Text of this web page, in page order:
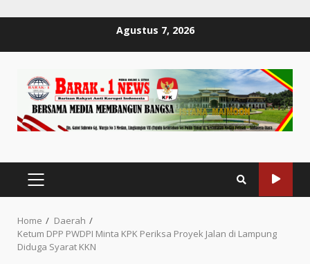
Agustus 7, 2026
PRIMARY
MENU
Home
Daerah
Ketum DPP PWDPI Minta KPK Periksa Proyek Jalan di Lampung
Diduga Syarat KKN